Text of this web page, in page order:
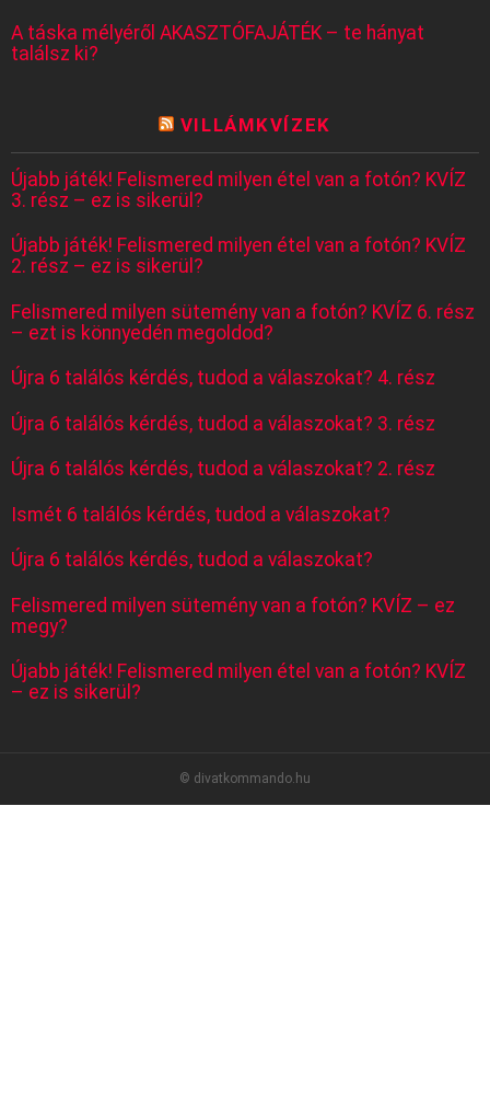
A táska mélyéről AKASZTÓFAJÁTÉK – te hányat
találsz ki?
VILLÁMKVÍZEK
Újabb játék! Felismered milyen étel van a fotón? KVÍZ
3. rész – ez is sikerül?
Újabb játék! Felismered milyen étel van a fotón? KVÍZ
2. rész – ez is sikerül?
Felismered milyen sütemény van a fotón? KVÍZ 6. rész
– ezt is könnyedén megoldod?
Újra 6 találós kérdés, tudod a válaszokat? 4. rész
Újra 6 találós kérdés, tudod a válaszokat? 3. rész
Újra 6 találós kérdés, tudod a válaszokat? 2. rész
Ismét 6 találós kérdés, tudod a válaszokat?
Újra 6 találós kérdés, tudod a válaszokat?
Felismered milyen sütemény van a fotón? KVÍZ – ez
megy?
Újabb játék! Felismered milyen étel van a fotón? KVÍZ
– ez is sikerül?
© divatkommando.hu